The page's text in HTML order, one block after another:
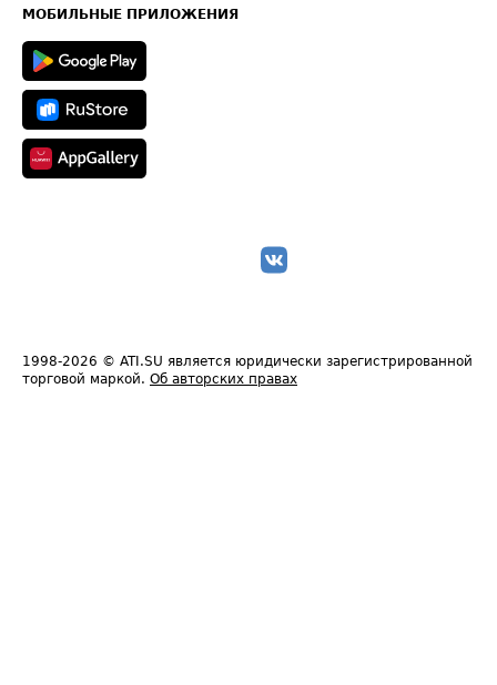
Техническая информация
МОБИЛЬНЫЕ ПРИЛОЖЕНИЯ
1998-2026 © ATI.SU является юридически зарегистрированной
торговой маркой. Об авторских правах